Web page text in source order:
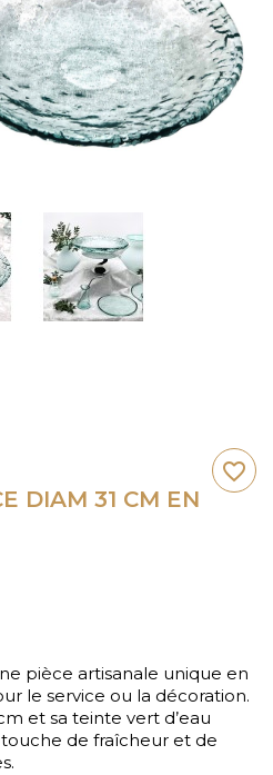
DIAM 31 CM EN
pièce artisanale unique en
le service ou la décoration.
et sa teinte vert d’eau
de fraîcheur et de
favorite_border